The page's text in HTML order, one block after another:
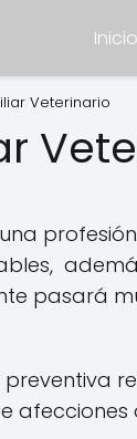
Inicio
Veterinario
pasará